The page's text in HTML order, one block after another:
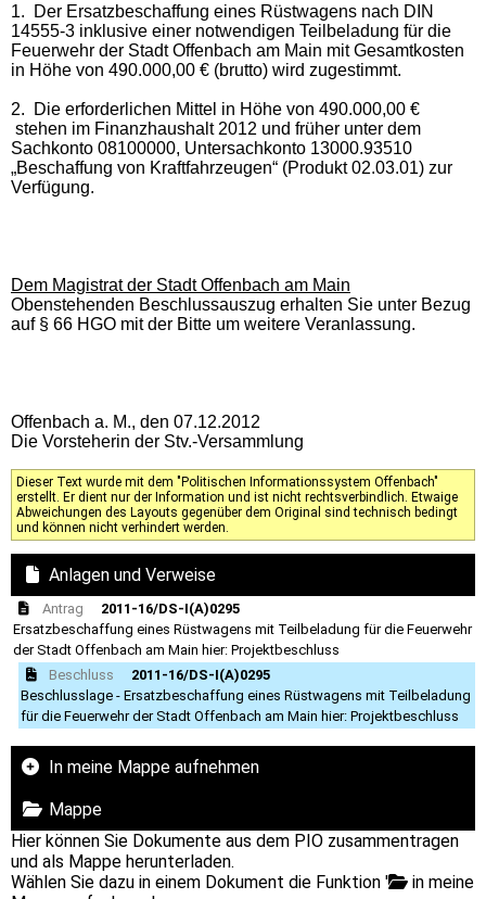
1. Der Ersatzbeschaffung eines Rüstwagens nach DIN
14555-3 inklusive einer notwendigen Teilbeladung für die
Feuerwehr der Stadt Offenbach am Main mit Gesamtkosten
in Höhe von 490.000,00 € (brutto) wird zugestimmt.
2. Die erforderlichen Mittel in Höhe von 490.000,00 €
stehen im Finanzhaushalt 2012 und früher unter dem
Sachkonto 08100000, Untersachkonto 13000.93510
„Beschaffung von Kraftfahrzeugen“ (Produkt 02.03.01) zur
Verfügung.
Dem Magistrat der Stadt Offenbach am Main
Obenstehenden Beschlussauszug erhalten Sie unter Bezug
auf § 66 HGO mit der Bitte um weitere Veranlassung.
Offenbach a. M., den 07.12.2012
Die Vorsteherin der Stv.-Versammlung
Dieser Text wurde mit dem "Politischen Informationssystem Offenbach"
erstellt. Er dient nur der Information und ist nicht rechtsverbindlich. Etwaige
Abweichungen des Layouts gegenüber dem Original sind technisch bedingt
und können nicht verhindert werden.
Anlagen und Verweise
Antrag
2011-16/DS-I(A)0295
Ersatzbeschaffung eines Rüstwagens mit Teilbeladung für die Feuerwehr
der Stadt Offenbach am Main hier: Projektbeschluss
Beschluss
2011-16/DS-I(A)0295
Beschlusslage - Ersatzbeschaffung eines Rüstwagens mit Teilbeladung
für die Feuerwehr der Stadt Offenbach am Main hier: Projektbeschluss
In meine Mappe aufnehmen
Mappe
Hier können Sie Dokumente aus dem PIO zusammentragen
und als Mappe herunterladen.
Wählen Sie dazu in einem Dokument die Funktion '
in meine